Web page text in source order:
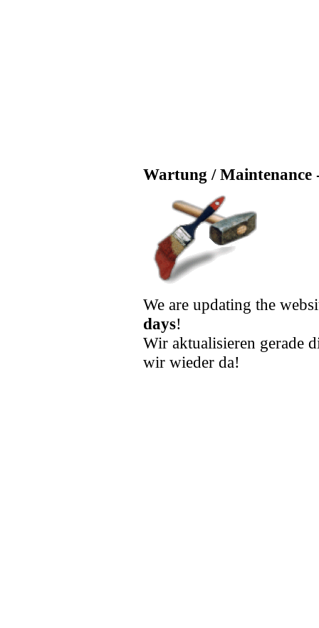
Wartung / Maintenance
We are updating the
days!
Wir aktualisieren gerade
wir wieder da!